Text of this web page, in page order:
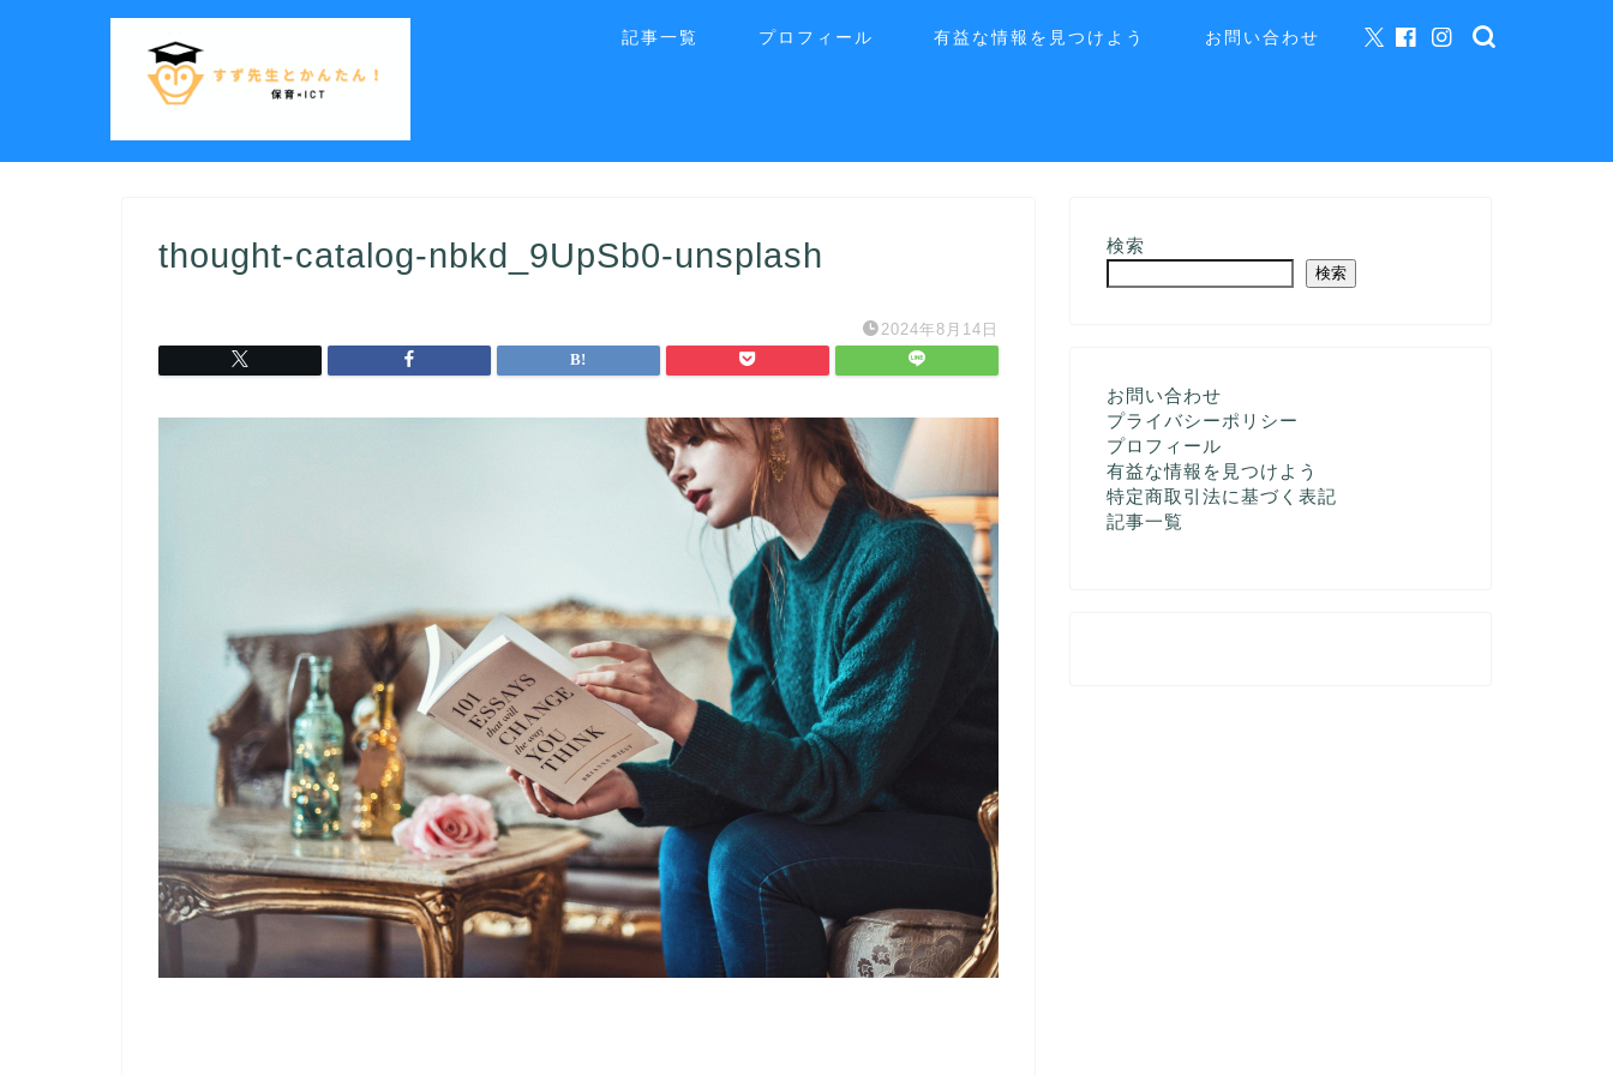
記事一覧 プロフィール 有益な情報を見つけよう お問い合わせ
thought-catalog-nbkd_9UpSb0-unsplash
2024年8月14日
検索
検索
お問い合わせ
プライバシーポリシー
プロフィール
有益な情報を見つけよう
特定商取引法に基づく表記
記事一覧